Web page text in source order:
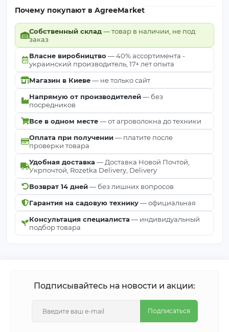
Почему покупают в AgreeMarket
Собственный склад— товар в наличии, не под
заказ
Власне виробництво — 40% ассортимента -
украинский производитель, 17+ лет опыта
Магазин в Киеве— не только сайт
Напрямую от производителей— без
посредников
Все в одном месте— от агроволокна до техники
Оплата при получении— платите после
проверки товара
Удобная доставка — Доставка Новой Почтой,
Укрпочтой, Rozetka Delivery, Delivery
Возврат 14 дней— без лишних вопросов
Гарантия на садовую технику— официальная
Консультация специалиста — индивидуальный
подбор товара
Подписывайтесь на новости и акции:
Подписаться